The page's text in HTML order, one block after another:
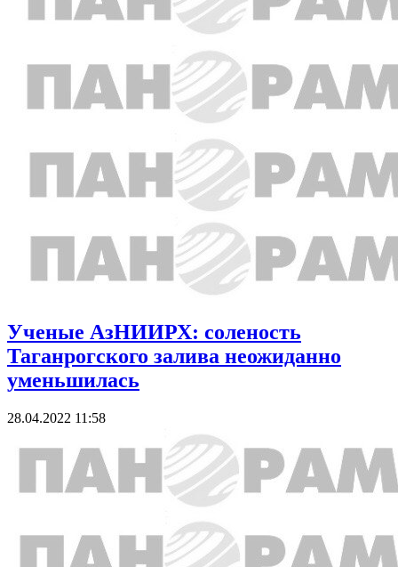
Ученые АзНИИРХ: соленость
Таганрогского залива неожиданно
уменьшилась
28.04.2022 11:58